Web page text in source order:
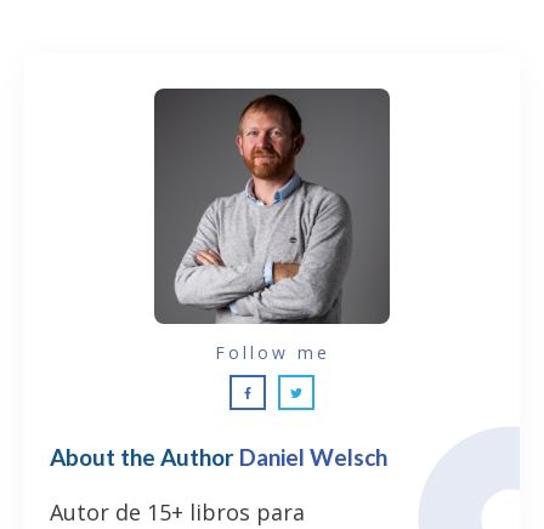
About the Author Daniel Welsch
Autor de 15+ libros para
Follow me